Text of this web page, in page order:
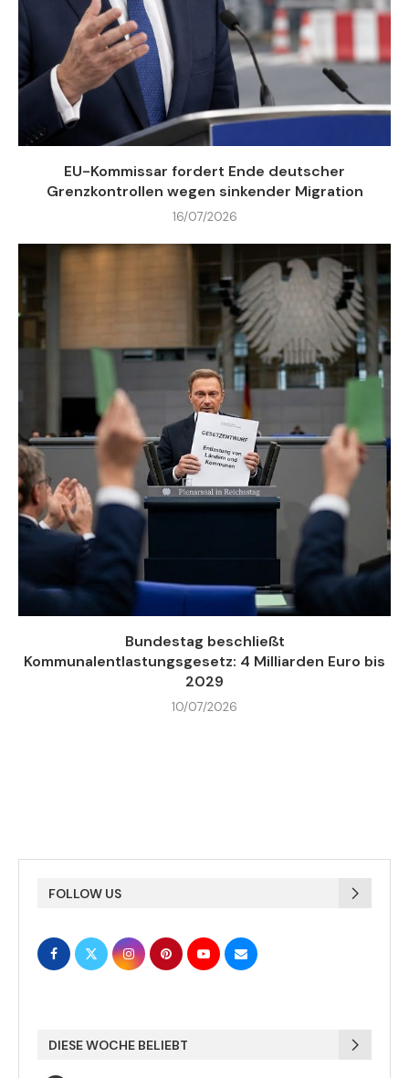
EU-Kommissar fordert Ende deutscher
Grenzkontrollen wegen sinkender Migration
16/07/2026
Bundestag beschließt
Kommunalentlastungsgesetz: 4 Milliarden Euro bis
2029
10/07/2026
FOLLOW US
DIESE WOCHE BELIEBT